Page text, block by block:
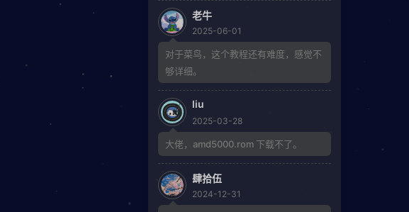
老牛
2025-06-01
对于菜鸟，这个教程还有难度，感觉不
够详细。
liu
2025-03-28
大佬，amd5000.rom 下载不了。
肆拾伍
2024-12-31